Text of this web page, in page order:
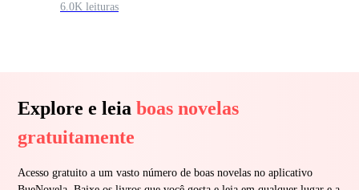
6.0K leituras
Explore e leia boas novelas
gratuitamente
Acesso gratuito a um vasto número de boas novelas no aplicativo